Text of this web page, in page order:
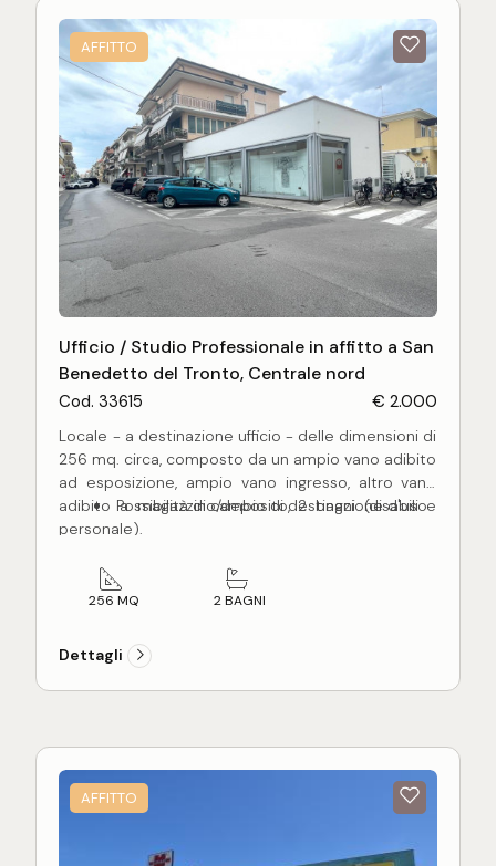
AFFITTO
Ufficio / Studio Professionale in affitto a San
Benedetto del Tronto, Centrale nord
Cod. 33615 € 2.000
Locale - a destinazione ufficio - delle dimensioni di
256 mq. circa, composto da un ampio vano adibito
ad esposizione, ampio vano ingresso, altro vano
adibito a magazzino/deposito, 2 bagni (disabili e
personale).
circa, recintata e fornita di accesso carrabile,
ottima per carico e scarico merci o come
Posizione ad angolo, fornito di 5 vetrine espositive,
è finito e rifinito con materiali di ottima qualità,
provvisto di clima caldo/freddo in ogni ambiente,
trifasico.
Ottima posizione su strada ad alta densità di
Possibilità di cambio di destinazione d'uso
256 MQ 2 BAGNI
Dettagli
AFFITTO